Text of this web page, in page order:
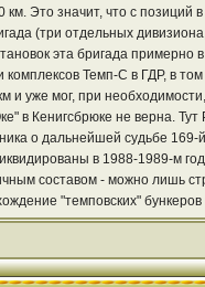
км. Это значит, что с
(три отдельных
эта бригада
Темп-С в ГДР, в
и уже мог, при
в Кенигсбрюке не верна. Тут
о дальнейшей судьбе
в 1988-1989-м
составом - можно лишь
"темповских"